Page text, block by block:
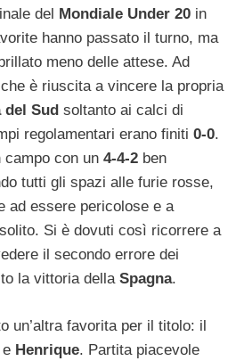
del
Mondiale Under 20 in
hanno passato il turno, ma
meno delle attese. Ad
è riuscita a vincere la propria
del Sud soltanto ai calci di
regolamentari erano finiti 0-0.
con un 4-4-2 ben
tutti gli spazi alle furie rosse,
ad essere pericolose e a
Si è dovuti così ricorrere a
il secondo errore dei
la vittoria della Spagna.
un’altra favorita per il titolo: il
e Henrique. Partita piacevole